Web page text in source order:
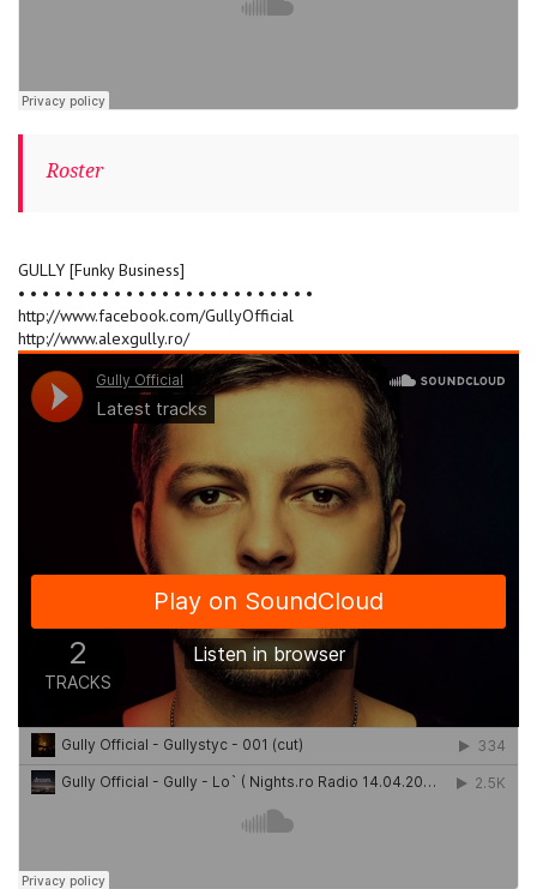
Roster
GULLY [Funky Business]
• • • • • • • • • • • • • • • • • • • • • • • • •
http://www.facebook.com/GullyOfficial
http://www.alexgully.ro/